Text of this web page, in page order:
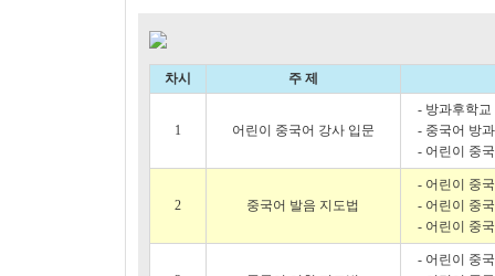
차시 주 제
1 어린이 중국어 강사 입문
- 방과후학
- 중국어 방
- 어린이 중
2 중국어 발음 지도법
- 어린이 중
- 어린이 중
- 어린이 중
- 어린이 중